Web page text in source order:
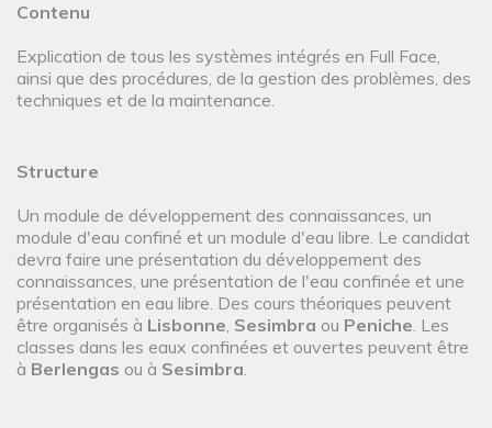
Contenu
Explication de tous les systèmes intégrés en Full Face,
ainsi que des procédures, de la gestion des problèmes, des
techniques et de la maintenance.
Structure
Un module de développement des connaissances, un
module d'eau confiné et un module d'eau libre. Le candidat
devra faire une présentation du développement des
connaissances, une présentation de l'eau confinée et une
présentation en eau libre. Des cours théoriques peuvent
être organisés à Lisbonne, Sesimbra ou Peniche. Les
classes dans les eaux confinées et ouvertes peuvent être
à Berlengas ou à Sesimbra.